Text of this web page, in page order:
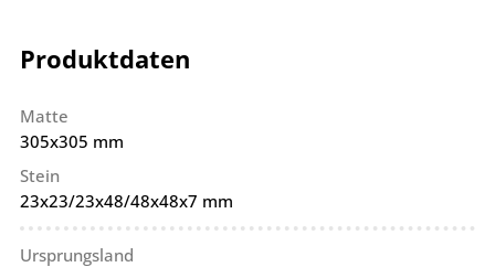
Produktdaten
Matte
305x305 mm
Stein
23x23/23x48/48x48x7 mm
Ursprungsland